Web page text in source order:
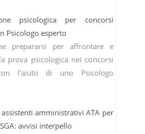
psicologica per concorsi
Psicologo esperto
prepararsi per affrontare e
prova psicologica nei concorsi
l'aiuto di uno Psicologo
amministrativi ATA per
avvisi interpello